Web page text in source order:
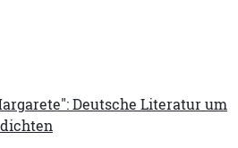
Deutsche Literatur um